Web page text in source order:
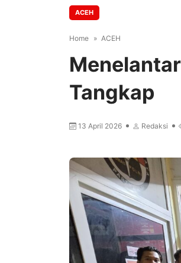
ACEH
Home ACEH
Tangkap
13 April 2026 Redaksi